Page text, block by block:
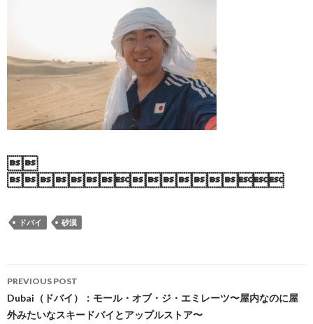


ドバイ 砂漠
Post
navigation
PREVIOUS POST
Dubai（ドバイ）：モール・オブ・ジ・エミレーツ〜屋内なのに屋
外みたいなスキードバイとアップルストア〜